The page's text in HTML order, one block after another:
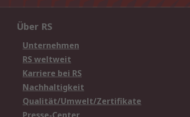
Über RS
Unternehmen
RS weltweit
Karriere bei RS
Nachhaltigkeit
Qualität/Umwelt/Zertifikate